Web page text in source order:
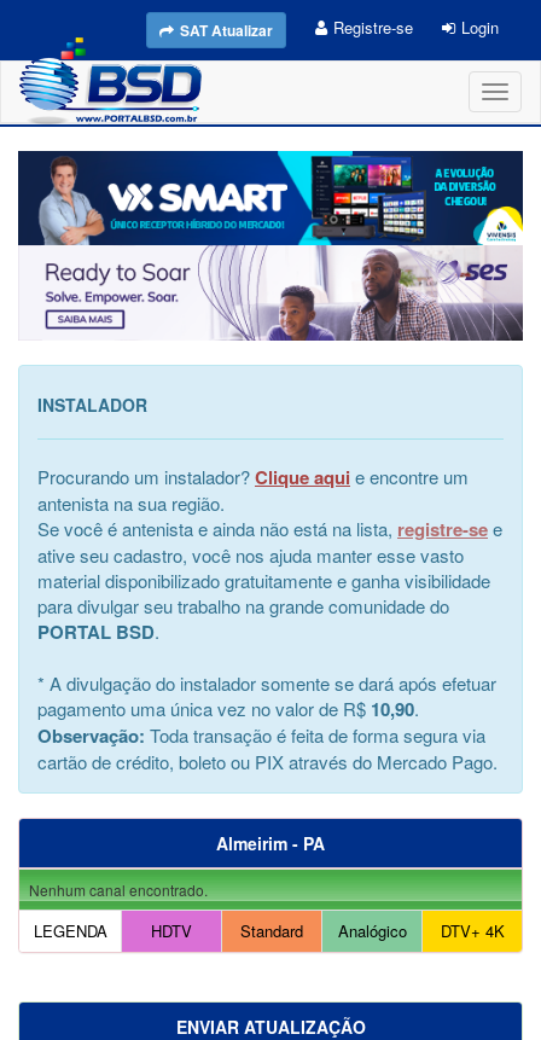
SAT Atualizar Registre-se Login
INSTALADOR
Procurando um instalador?Clique aqui e encontre um
antenista na sua região.
Se você é antenista e ainda não está na lista, registre-see
ative seu cadastro, você nos ajuda manter esse vasto
material disponibilizado gratuitamente e ganha visibilidade
para divulgar seu trabalho na grande comunidade do
PORTAL BSD.
* A divulgação do instalador somente se dará após efetuar
pagamento uma única vez no valor de R$ 10,90.
Observação: Toda transação é feita de forma segura via
cartão de crédito, boleto ou PIX através do Mercado Pago.
Almeirim - PA
Nenhum canal encontrado.
LEGENDA HDTV Standard Analógico DTV+ 4K
ENVIAR ATUALIZAÇÃO